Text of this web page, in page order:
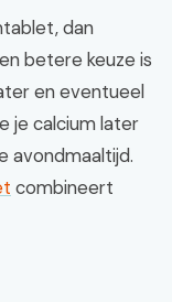
dan
betere keuze is
en eventueel
je calcium later
avondmaaltijd.
combineert